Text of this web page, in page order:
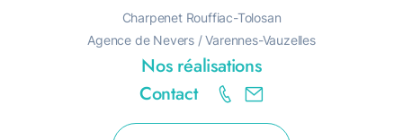
Charpenet Rouffiac-Tolosan
Agence de Nevers / Varennes-Vauzelles
Nos réalisations
Contact
R A